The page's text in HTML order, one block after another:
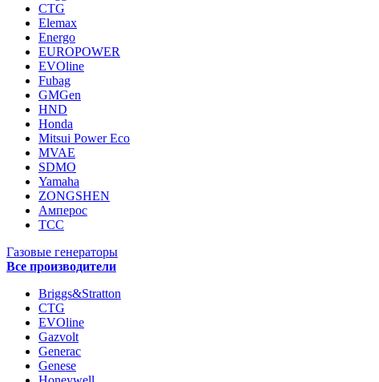
CTG
Elemax
Energo
EUROPOWER
EVOline
Fubag
GMGen
HND
Honda
Mitsui Power Eco
MVAE
SDMO
Yamaha
ZONGSHEN
Амперос
ТСС
Газовые генераторы
Все производители
Briggs&Stratton
CTG
EVOline
Gazvolt
Generac
Genese